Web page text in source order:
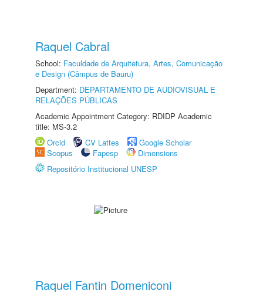
Raquel Cabral
School: Faculdade de Arquitetura, Artes, Comunicação
e Design (Câmpus de Bauru)
Department: DEPARTAMENTO DE AUDIOVISUAL E
RELAÇÕES PÚBLICAS
Academic Appointment Category: RDIDP Academic
title: MS-3.2
Orcid
CV Lattes
Google Scholar
Scopus
Fapesp
Dimensions
Repositório Institucional UNESP
Raquel Fantin Domeniconi